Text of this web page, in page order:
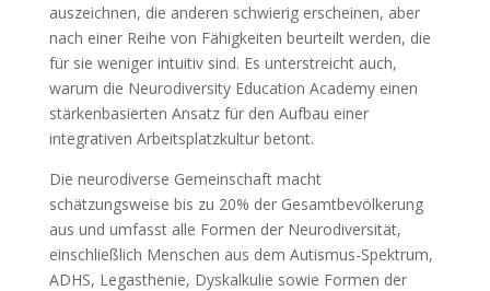
auszeichnen, die anderen schwierig erscheinen, aber
nach einer Reihe von Fähigkeiten beurteilt werden, die
für sie weniger intuitiv sind. Es unterstreicht auch,
warum die Neurodiversity Education Academy einen
stärkenbasierten Ansatz für den Aufbau einer
integrativen Arbeitsplatzkultur betont.
Die neurodiverse Gemeinschaft macht
schätzungsweise bis zu 20% der Gesamtbevölkerung
aus und umfasst alle Formen der Neurodiversität,
einschließlich Menschen aus dem Autismus-Spektrum,
ADHS, Legasthenie, Dyskalkulie sowie Formen der